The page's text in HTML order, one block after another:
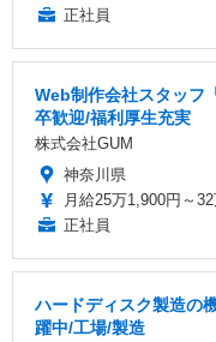
正社員
Web制作会社スタッフ
卒歓迎/福利厚生充実
株式会社GUM
神奈川県
月給25万1,900円～
正社員
ハードディスク製造の
躍中/工場/製造